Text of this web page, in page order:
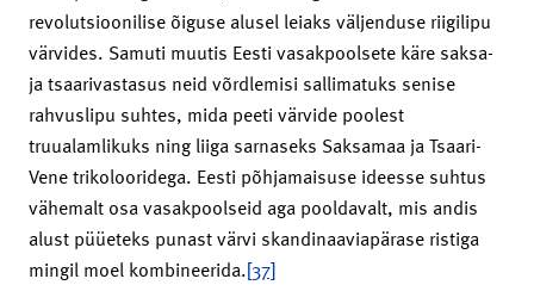
revolutsioonilise õiguse alusel leiaks väljenduse riigilipu
värvides. Samuti muutis Eesti vasakpoolsete käre saksa-
ja tsaarivastasus neid võrdlemisi sallimatuks senise
rahvuslipu suhtes, mida peeti värvide poolest
truualamlikuks ning liiga sarnaseks Saksamaa ja Tsaari-
Vene trikolooridega. Eesti põhjamaisuse ideesse suhtus
vähemalt osa vasakpoolseid aga pooldavalt, mis andis
alust püüeteks punast värvi skandinaaviapärase ristiga
mingil moel kombineerida.[37]